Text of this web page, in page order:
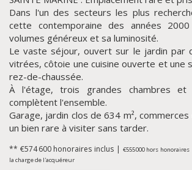
CLIQUER ICI POUR AGRANDIR
Dans l'un des secteurs les plus
cette contemporaine des années
volumes généreux et sa luminosité.
Le vaste séjour, ouvert sur le jardin par
vitrées, côtoie une cuisine ouverte et une
rez-de-chaussée.
À l'étage, trois grandes chambres et
complètent l'ensemble.
Garage, jardin clos de 634 m²,
un bien rare à visiter sans tarder.
** €574 600 honoraires inclus | €555 000 hors honoraires
la charge de l'acquéreur